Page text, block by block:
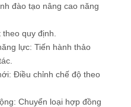
đào tạo nâng cao năng
quy định.
lực: Tiến hành thảo
Điều chỉnh chế độ theo
Chuyển loại hợp đồng